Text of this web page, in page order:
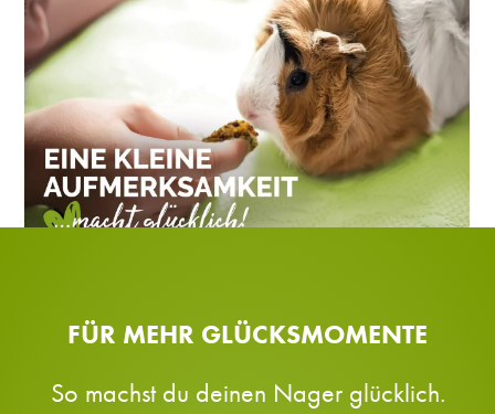
FÜR MEHR GLÜCKSMOMENTE
So machst du deinen Nager glücklich.